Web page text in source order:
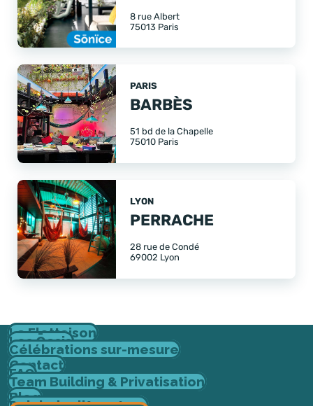
8 rue Albert
75013 Paris
PARIS
BARBÈS
51 bd de la Chapelle
75010 Paris
LYON
PERRACHE
28 rue de Condé
69002 Lyon
La Flottaison
Les Ōasis
Célébrations sur-mesure
Contact
FAQ
Team Building & Privatisation
Blog